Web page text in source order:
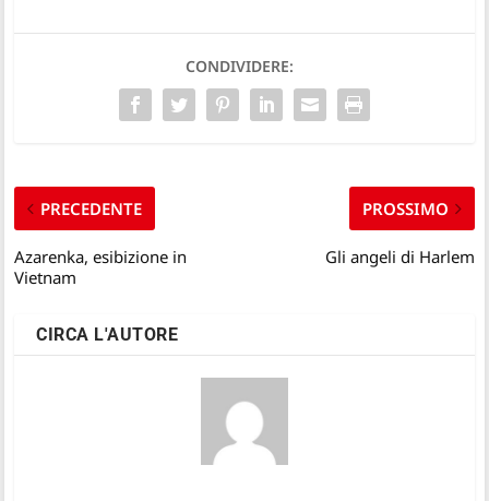
CONDIVIDERE:
PRECEDENTE
Azarenka, esibizione in
Vietnam
PROSSIMO
Gli angeli di Harlem
CIRCA L'AUTORE